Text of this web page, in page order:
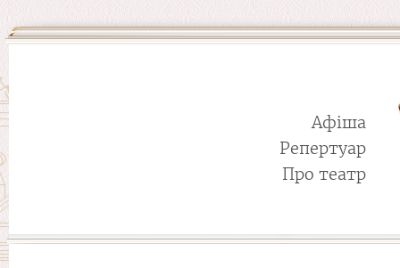
Афіша
Репертуар
Про театр